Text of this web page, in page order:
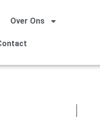
Over Ons